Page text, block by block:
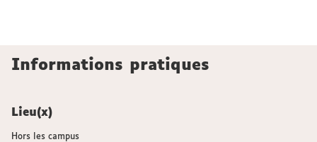
Informations pratiques
Lieu(x)
Hors les campus